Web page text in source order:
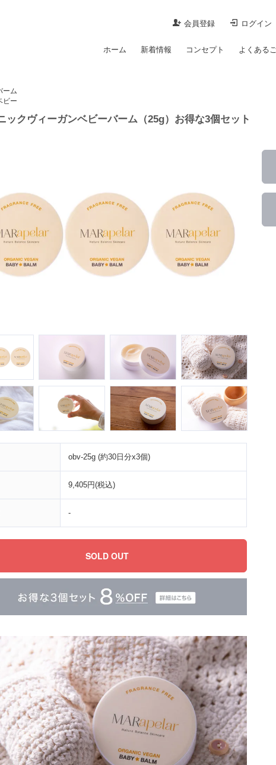
会員登録 ログイン
ホーム 新着情報 コンセプト よくある
ーム
ビー
ックヴィーガンベビーバーム（25g）お得な3個セット
obv-25g (約30日分x3個)
9,405円(税込)
-